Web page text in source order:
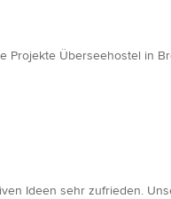
Projekte Überseehostel in
Ideen sehr zufrieden.